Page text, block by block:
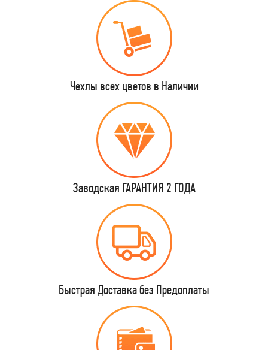
Чехлы всех цветов в Наличии
Заводская ГАРАНТИЯ 2 ГОДА
Быстрая Доставка без Предоплаты